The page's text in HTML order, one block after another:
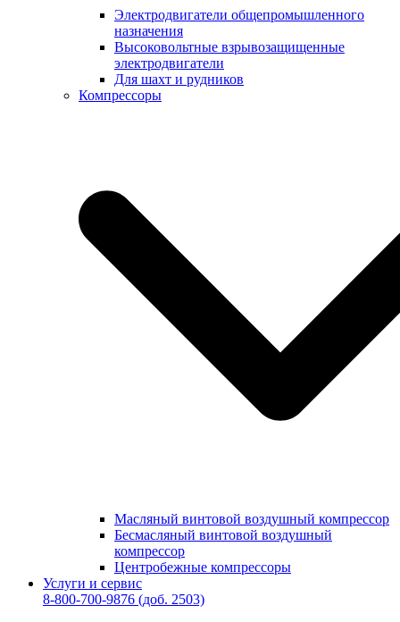
Электродвигатели общепромышленного
назначения
Высоковольтные взрывозащищенные
электродвигатели
Для шахт и рудников
Компрессоры
Масляный винтовой воздушный компрессор
Бесмасляный винтовой воздушный
компрессор
Центробежные компрессоры
Услуги и сервис
8-800-700-9876 (доб. 2503)